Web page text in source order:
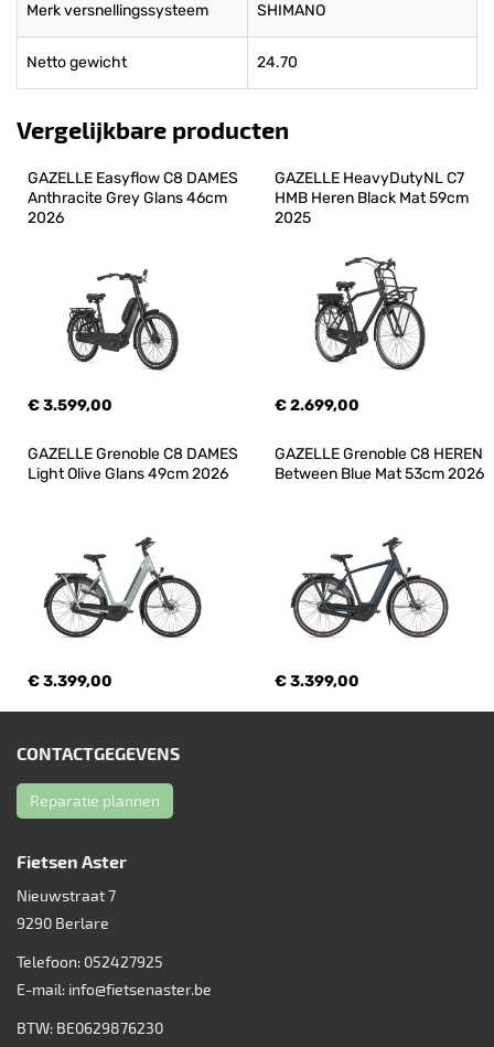
Merk versnellingssysteem SHIMANO
Netto gewicht 24.70
Vergelijkbare producten
GAZELLE Easyflow C8 DAMES
Anthracite Grey Glans 46cm
2026
€ 3.599,00
GAZELLE HeavyDutyNL C7
HMB Heren Black Mat 59cm
2025
€ 2.699,00
GAZELLE Grenoble C8 DAMES
Light Olive Glans 49cm 2026
€ 3.399,00
GAZELLE Grenoble C8 HEREN
Between Blue Mat 53cm 2026
€ 3.399,00
CONTACTGEGEVENS
Reparatie plannen
Fietsen Aster
Nieuwstraat 7
9290 Berlare
Telefoon: 052427925
E-mail: info@fietsenaster.be
BTW: BE0629876230